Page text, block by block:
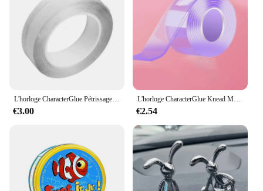
L'horloge CharacterGlue Pétrissage Musique Soufflant Bulle Ensemble Complet De CharacterTape Double Face Pâte Soufflant Bulle Décompression Jouets Autocollant
€3.00
L'horloge CharacterGlue Knead Music Double Face Tape, Blow Engines, Full Set of CharacterTape, Bubble Blowing, Decompression Toy Stickers, Gift
€2.54